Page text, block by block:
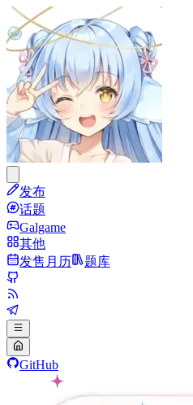
发布
话题
Galgame
其他
发售月历
题库
GitHub